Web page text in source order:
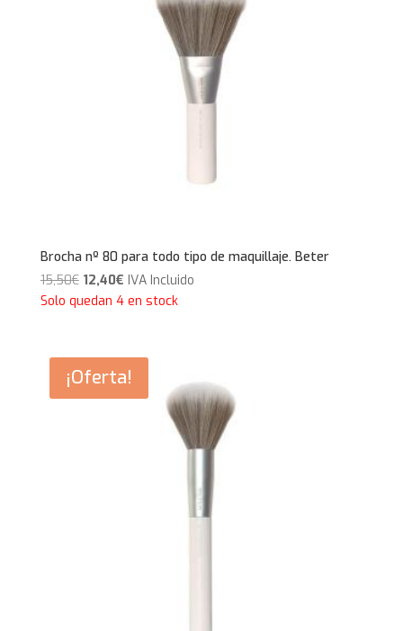
Brocha nº 80 para todo tipo de maquillaje. Beter
15,50€ El
precio
15,50€.
12,40€El
precio
12,40€.
IVA Incluido
Solo quedan 4 en stock
¡Oferta!